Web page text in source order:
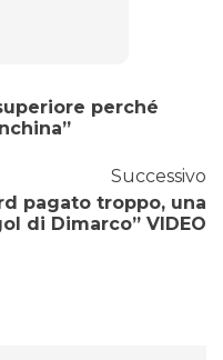
perché
Successivo
pagato troppo, una
di Dimarco” VIDEO